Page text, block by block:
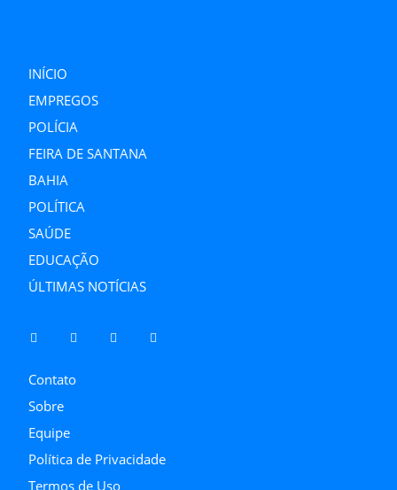
INÍCIO
EMPREGOS
POLÍCIA
FEIRA DE SANTANA
BAHIA
POLÍTICA
SAÚDE
EDUCAÇÃO
ÚLTIMAS NOTÍCIAS
Contato
Sobre
Equipe
Política de Privacidade
Termos de Uso